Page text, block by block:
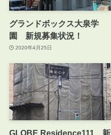
グランドボックス大泉学
園 新規募集状況！
2020年4月25日
GLOBE Residence111 新